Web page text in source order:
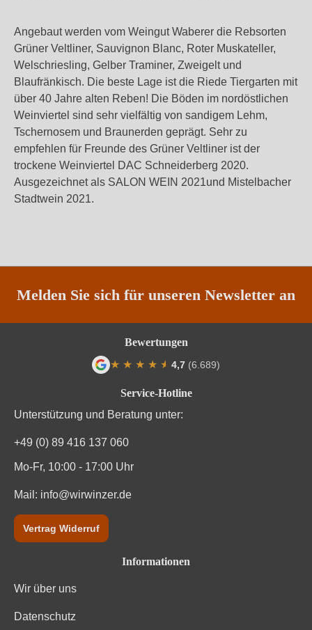
Angebaut werden vom Weingut Waberer die Rebsorten
Grüner Veltliner, Sauvignon Blanc, Roter Muskateller,
Welschriesling, Gelber Traminer, Zweigelt und
Blaufränkisch. Die beste Lage ist die Riede Tiergarten mit
über 40 Jahre alten Reben! Die Böden im nordöstlichen
Weinviertel sind sehr vielfältig von sandigem Lehm,
Tschernosem und Braunerden geprägt. Sehr zu
empfehlen für Freunde des Grüner Veltliner ist der
trockene Weinviertel DAC Schneiderberg 2020.
Ausgezeichnet als SALON WEIN 2021und Mistelbacher
Stadtwein 2021.
Melden Sie sich für unseren Newsletter an
Service-Hotline
Unterstützung und Beratung unter:
+49 (0) 89 416 137 060
Mo-Fr, 10:00 - 17:00 Uhr
Mail: info@wirwinzer.de
Vertrag Widerruf
Informationen
Wir über uns
Datenschutz
Bewertungen
★ ★ ★ ★ ★
★ 4,7 (6.689)